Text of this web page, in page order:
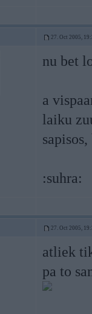
27. Oct 2005,
nu bet
a
laiku
:suhra:
27. Oct 2005,
atliek
pa to